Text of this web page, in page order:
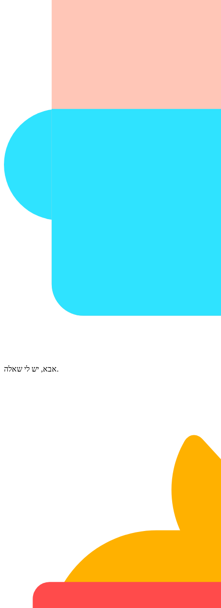
אבא, יש לי שאלה.